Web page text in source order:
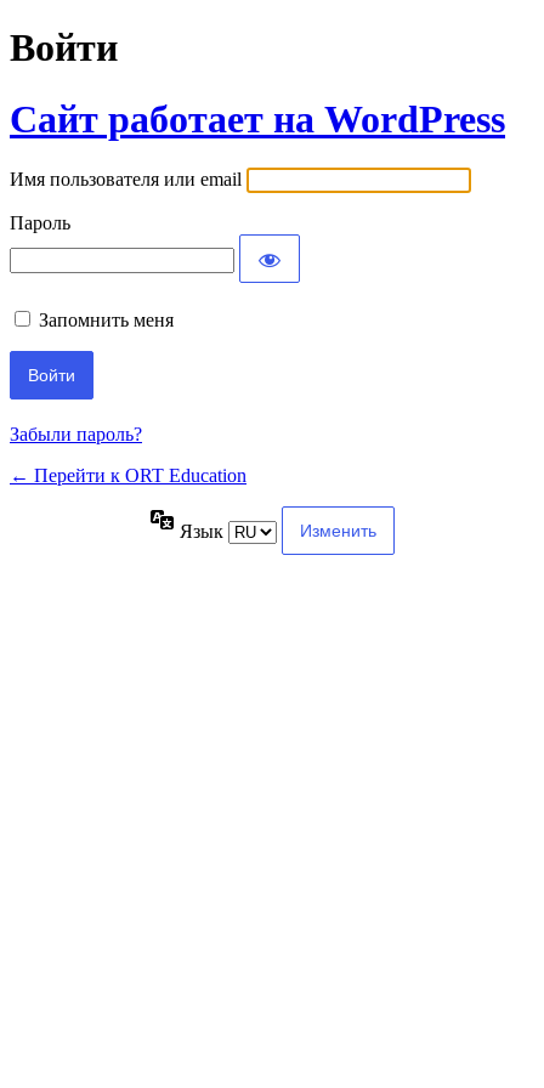
Войти
Сайт работает на WordPress
Имя пользователя или email
Пароль
Запомнить меня
Забыли пароль?
← Перейти к ORT Education
Язык